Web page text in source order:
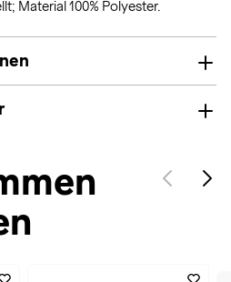
Material 100% Polyester.